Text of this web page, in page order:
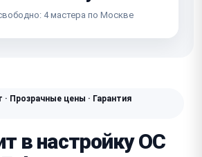
4 мастера по Москве
Прозрачные цены · Гарантия
в настройку ОС